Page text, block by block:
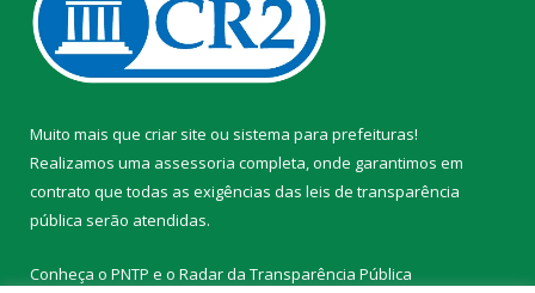
Muito mais que criar site ou sistema para prefeituras!
Realizamos uma assessoria completa, onde garantimos em
contrato que todas as exigências das leis de transparência
pública serão atendidas.
Conheça o PNTP e o Radar da Transparência Pública